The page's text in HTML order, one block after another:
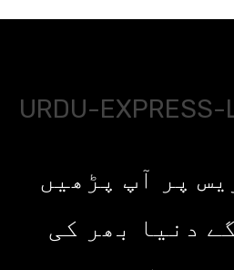
پر آپ پڑھیں
دنیا بھر کی